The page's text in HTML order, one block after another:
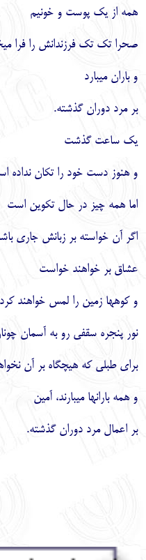
همه از يك پوست و خونيم
صحرا تك تك فرزندانش را فرا
و باران مي‏بارد
بر مرد دوران گذشته.
يك ساعت گذشت
و هنوز دست خود را تكان نداده
اما همه چيز در حال تكوين است
اگر آن خواسته بر زبانش جاري
عشاق بر خواهند خواست
و كوه‏ها زمين را لمس خواهند
نور پنجره سقفي رو به آسمان
براي طبلي كه هيچ‏گاه بر آن
و همه باران‏ها مي‏بارند، آمين
بر اعمال مرد دوران گذشته.